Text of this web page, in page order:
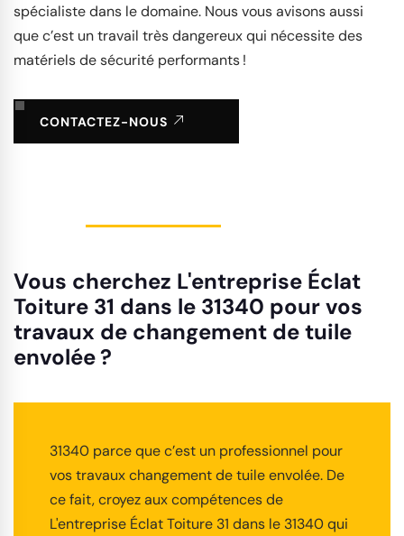
spécialiste dans le domaine. Nous vous avisons aussi
que c’est un travail très dangereux qui nécessite des
matériels de sécurité performants !
CONTACTEZ-NOUS
Vous cherchez L'entreprise Éclat
Toiture 31 dans le 31340 pour vos
travaux de changement de tuile
envolée ?
31340 parce que c’est un professionnel pour
vos travaux changement de tuile envolée. De
ce fait, croyez aux compétences de
L'entreprise Éclat Toiture 31 dans le 31340 qui